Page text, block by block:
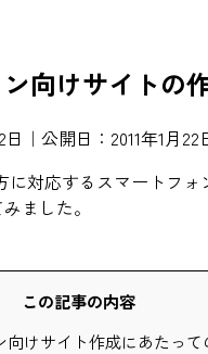
向けサイトの
｜公開日：2011年1月22
に対応するスマートフォ
ました。
この記事の内容
向けサイト作成にあたっ